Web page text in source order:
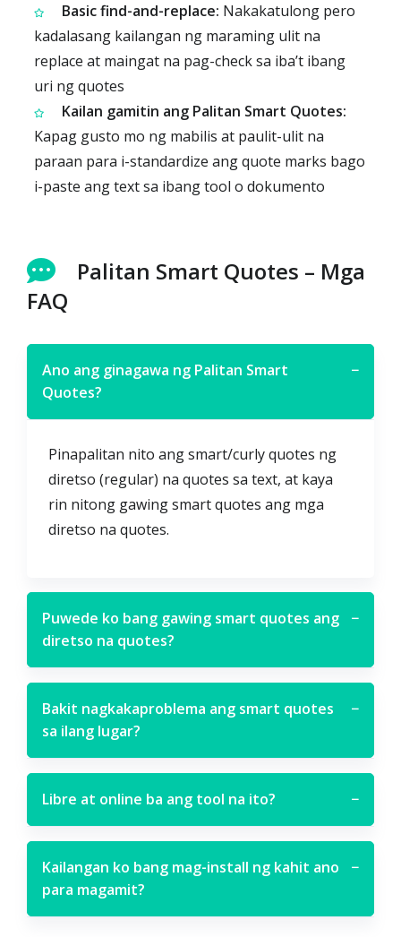
Basic find-and-replace: Nakakatulong pero
kadalasang kailangan ng maraming ulit na
replace at maingat na pag-check sa iba’t ibang
uri ng quotes
Kailan gamitin ang Palitan Smart Quotes:
Kapag gusto mo ng mabilis at paulit-ulit na
paraan para i-standardize ang quote marks bago
i-paste ang text sa ibang tool o dokumento
Palitan Smart Quotes – Mga
FAQ
Ano ang ginagawa ng Palitan Smart
Quotes?
−
Pinapalitan nito ang smart/curly quotes ng
diretso (regular) na quotes sa text, at kaya
rin nitong gawing smart quotes ang mga
diretso na quotes.
Puwede ko bang gawing smart quotes ang
diretso na quotes?
−
Bakit nagkakaproblema ang smart quotes
sa ilang lugar?
−
Libre at online ba ang tool na ito? −
Kailangan ko bang mag-install ng kahit ano
para magamit?
−